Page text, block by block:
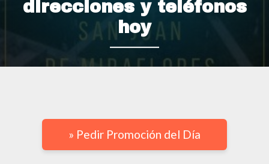
direcciones y teléfonos
hoy
» Pedir Promoción del Día